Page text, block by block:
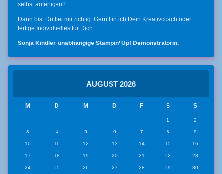
selbst anfertigen?
Dann bist Du bei mir richtig. Gern bin ich Dein Kreativcoach oder
fertige Individuelles für Dich.
Sonja Kindler, unabhängige Stampin’ Up! Demonstratorin.
AUGUST 2026
M D M D F S S
1 2
3 4 5 6 7 8 9
10 11 12 13 14 15 16
17 18 19 20 21 22 23
24 25 26 27 28 29 30